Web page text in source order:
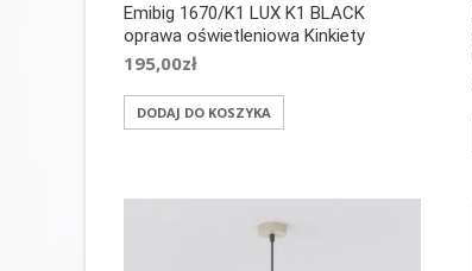
Emibig 1670/K1 LUX K1 BLACK
oprawa oświetleniowa Kinkiety
195,00zł
DODAJ DO KOSZYKA